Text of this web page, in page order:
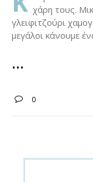
χάρη τους.
γλειφιτζούρι
μεγάλοι κάνουμε
0